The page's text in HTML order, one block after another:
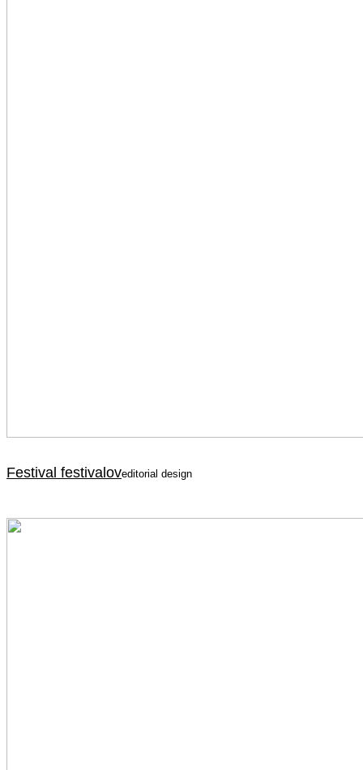
Festival festivaloveditorial design